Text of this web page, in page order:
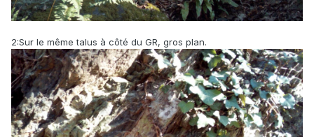
2:Sur le même talus à côté du GR, gros plan.